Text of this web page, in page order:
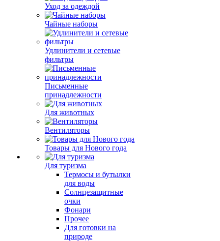
Уход за одеждой
Чайные наборы
Удлинители и сетевые
фильтры
Письменные
принадлежности
Для животных
Вентиляторы
Товары для Нового года
Для туризма
Термосы и бутылки
для воды
Солнцезащитные
очки
Фонари
Прочее
Для готовки на
природе